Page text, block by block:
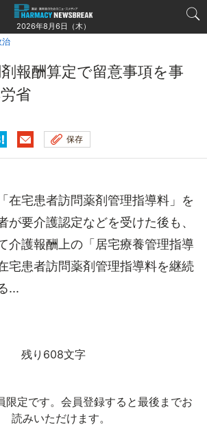
2026年8月6日（木）
治
報酬算定で留意事項を事
省
保存
在宅患者訪問薬剤管理指導料」を
が要介護認定などを受けた後も、
介護報酬上の「居宅療養管理指導
宅患者訪問薬剤管理指導料を継続
...
残り608文字
限定です。会員登録すると最後までお
読みいただけます。